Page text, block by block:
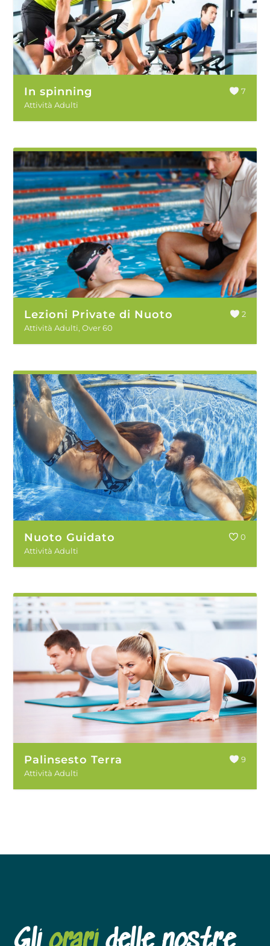
In spinning
Attività Adulti
7
Lezioni Private di Nuoto
Attività Adulti,Over 60
2
Nuoto Guidato
Attività Adulti
0
Palinsesto Terra
Attività Adulti
9